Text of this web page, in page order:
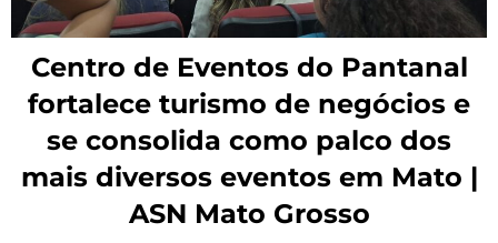
Centro de Eventos do Pantanal
fortalece turismo de negócios e
se consolida como palco dos
mais diversos eventos em Mato |
ASN Mato Grosso